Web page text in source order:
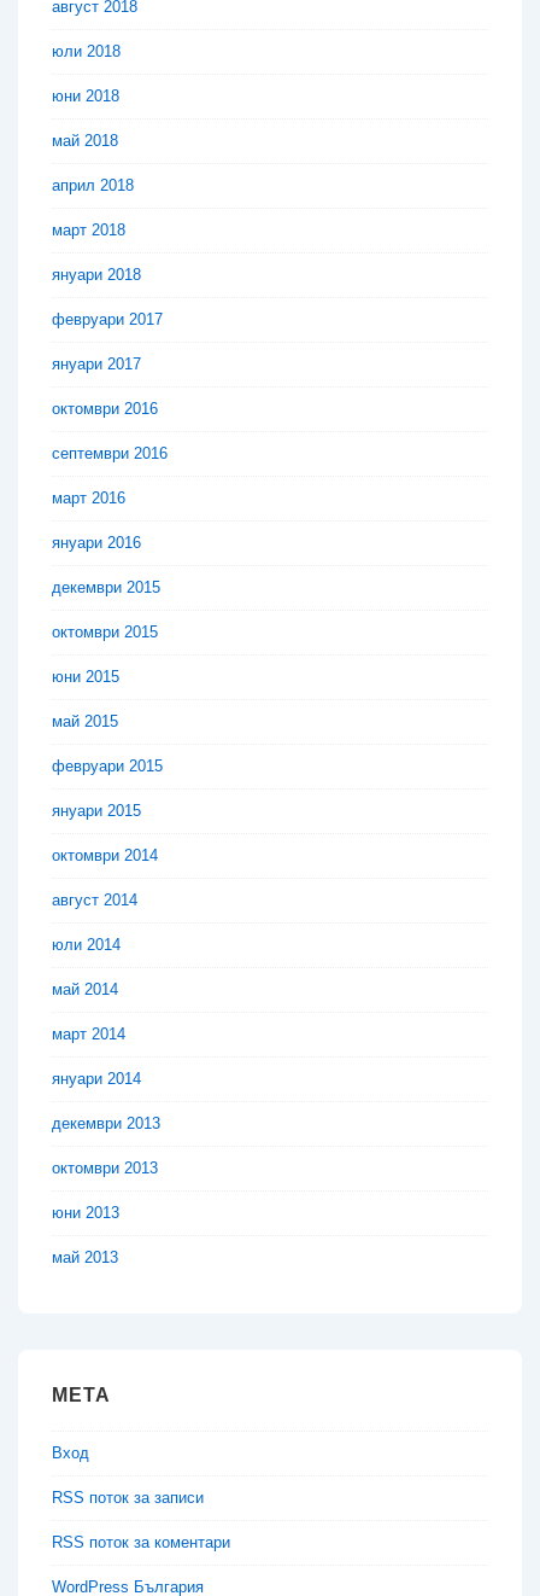
август 2018
юли 2018
юни 2018
май 2018
април 2018
март 2018
януари 2018
февруари 2017
януари 2017
октомври 2016
септември 2016
март 2016
януари 2016
декември 2015
октомври 2015
юни 2015
май 2015
февруари 2015
януари 2015
октомври 2014
август 2014
юли 2014
май 2014
март 2014
януари 2014
декември 2013
октомври 2013
юни 2013
май 2013
МЕТА
Вход
RSS поток за записи
RSS поток за коментари
WordPress България